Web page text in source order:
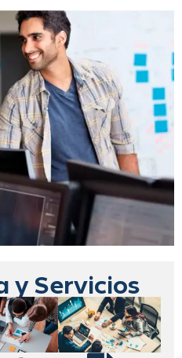
y Servicios